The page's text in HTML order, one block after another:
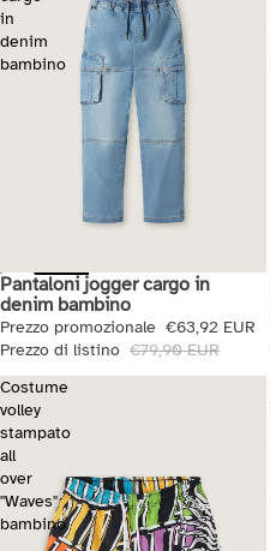
in
denim
bambino
Saldi
Pantaloni jogger cargo in
denim bambino
Prezzo promozionale €63,92 EUR
Prezzo di listino €79,90 EUR
Costume
volley
stampato
all
over
"Waves"
bambino